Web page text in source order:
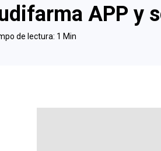
APP y
de lectura: 1 Min